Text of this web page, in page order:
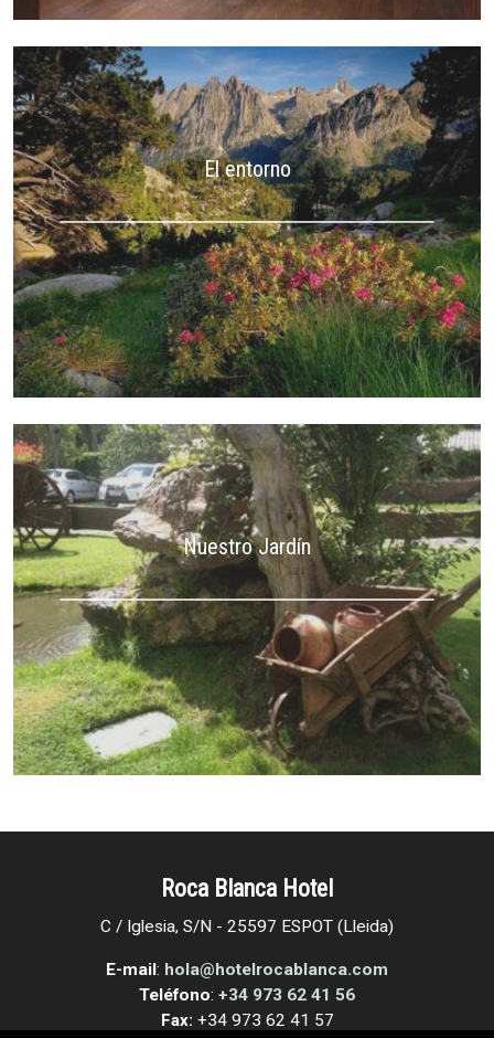
El entorno
Nuestro Jardín
Roca Blanca Hotel
C / Iglesia, S/N - 25597 ESPOT (Lleida)
E-mail: hola@hotelrocablanca.com
Teléfono: +34 973 62 41 56
Fax: +34 973 62 41 57